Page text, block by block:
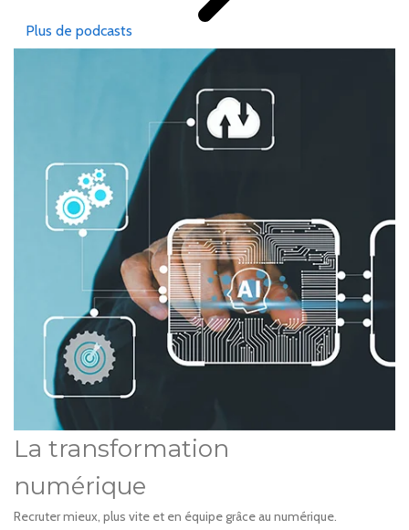
Plus de podcasts
La transformation
numérique
Recruter mieux, plus vite et en équipe grâce au numérique.